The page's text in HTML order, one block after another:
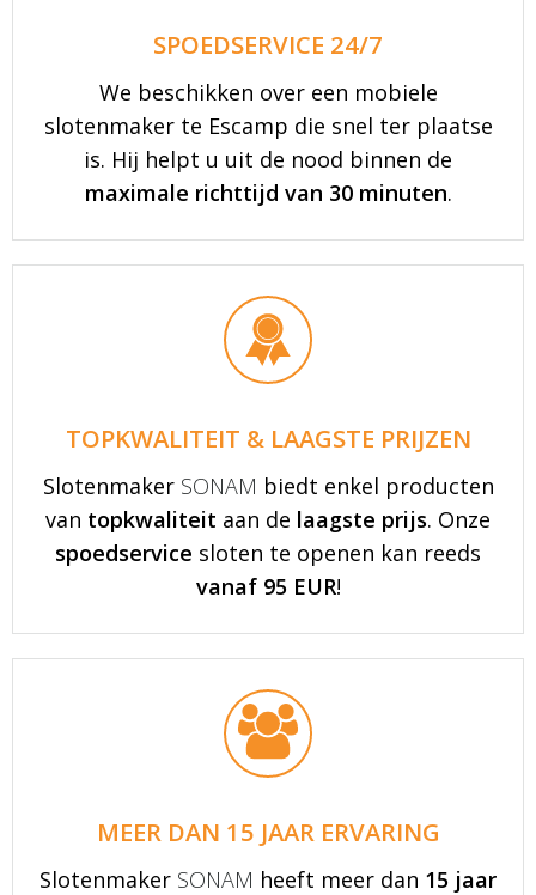
SPOEDSERVICE 24/7
We beschikken over een mobiele
slotenmaker te Escamp die snel ter plaatse
is. Hij helpt u uit de nood binnen de
maximale richttijd van 30 minuten.
TOPKWALITEIT & LAAGSTE PRIJZEN
Slotenmaker SONAM biedt enkel producten
van topkwaliteit aan de laagste prijs. Onze
spoedservice sloten te openen kan reeds
vanaf 95 EUR!
MEER DAN 15 JAAR ERVARING
Slotenmaker SONAM heeft meer dan 15 jaar